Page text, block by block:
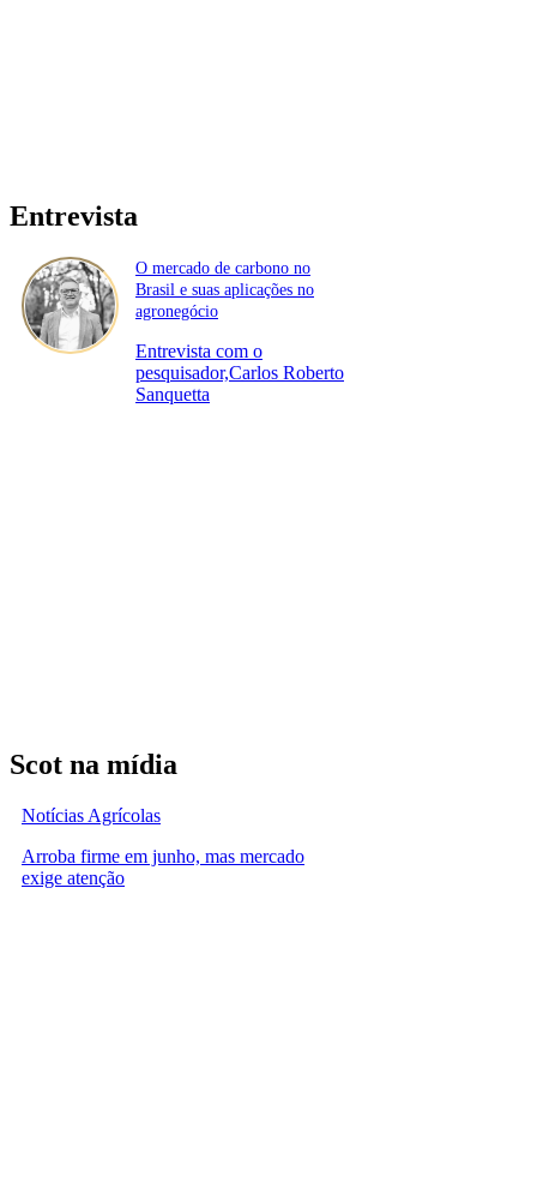
Entrevista
O mercado de carbono no
Brasil e suas aplicações no
agronegócio
Entrevista com o
pesquisador,Carlos Roberto
Sanquetta
Scot na mídia
Notícias Agrícolas
Arroba firme em junho, mas mercado
exige atenção